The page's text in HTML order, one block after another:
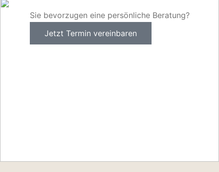
Sie bevorzugen eine persönliche Beratung?
Jetzt Termin vereinbaren